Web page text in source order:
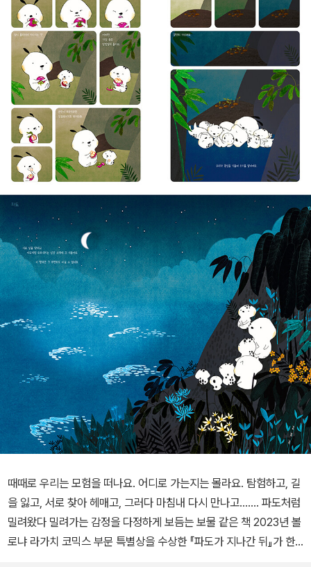
때때로 우리는 모험을 떠나요. 어디로 가는지는 몰라요. 탐험하고, 길
을 잃고, 서로 찾아 헤매고, 그러다 마침내 다시 만나고……. 파도처럼
밀려왔다 밀려가는 감정을 다정하게 보듬는 보물 같은 책 2023년 볼
로냐 라가치 코믹스 부문 특별상을 수상한 『파도가 지나간 뒤』가 한